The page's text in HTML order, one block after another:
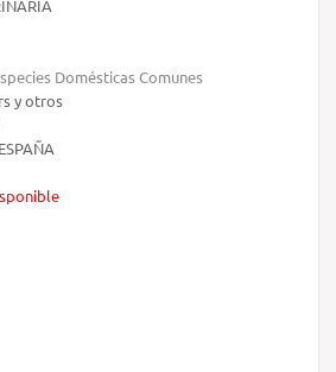
Domésticas Comunes
y otros